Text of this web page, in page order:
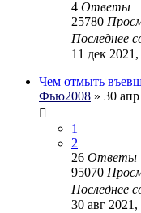
4 Ответы
25780
Последнее
11 дек 2021,
Чем отмыть
Фью2008 » 30
1
2
26 Ответы
95070
Последнее
30 авг